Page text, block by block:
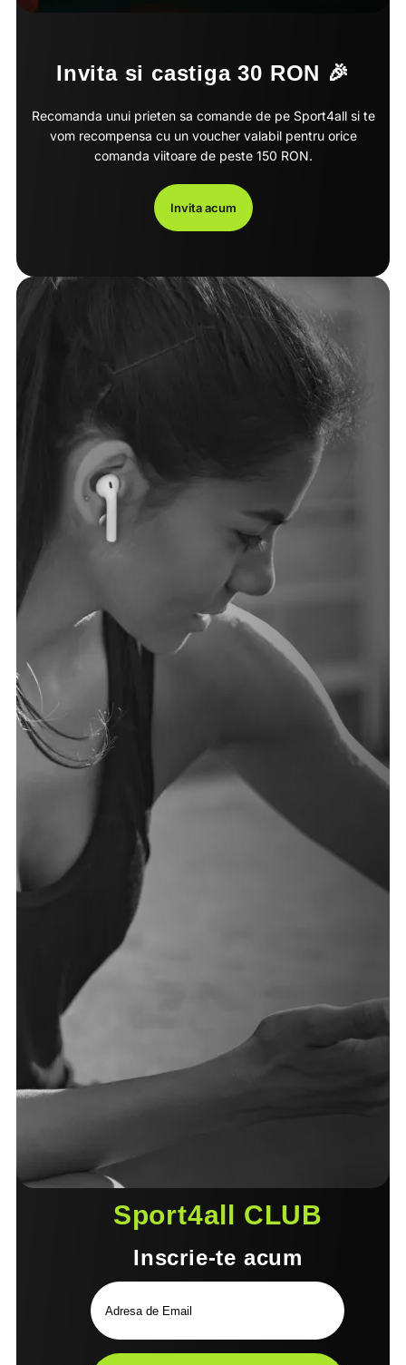
Invita si castiga 30 RON 🎉
Recomanda unui prieten sa comande de pe Sport4all si te
vom recompensa cu un voucher valabil pentru orice
comanda viitoare de peste 150 RON.
Invita acum
Sport4all CLUB
Inscrie-te acum